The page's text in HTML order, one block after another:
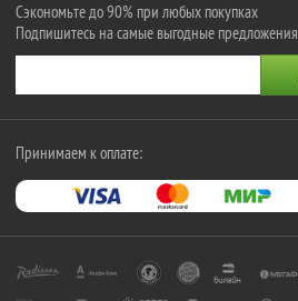
Сэкономьте до 90% при любых покупках
Подпишитесь на самые выгодные предложения
Принимаем к оплате: